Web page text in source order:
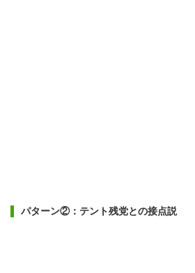
パターン②：テント残党との接点説